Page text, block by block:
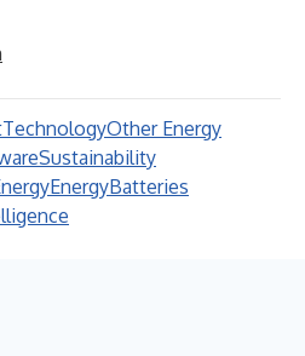
TechnologyOther Energy
Sustainability
EnergyBatteries